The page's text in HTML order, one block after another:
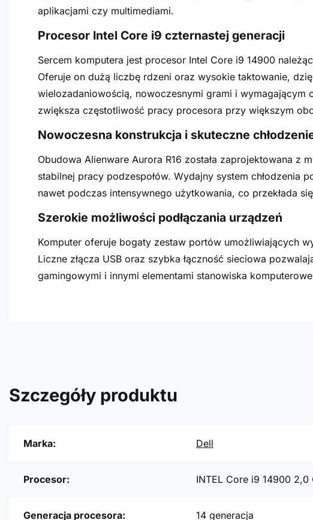
aplikacjami czy multimediami.
Procesor Intel Core i9 czternastej generacji
Sercem komputera jest procesor Intel Core i9 14900
Oferuje on dużą liczbę rdzeni oraz wysokie taktowanie,
wielozadaniowością, nowoczesnymi grami i wymagającym
zwiększa częstotliwość pracy procesora przy większym
Nowoczesna konstrukcja i skuteczne
Obudowa Alienware Aurora R16 została zaprojektowana z
stabilnej pracy podzespołów. Wydajny system chłodzenia
nawet podczas intensywnego użytkowania, co przekłada
Szerokie możliwości podłączania urządzeń
Komputer oferuje bogaty zestaw portów umożliwiających
Liczne złącza USB oraz szybka łączność sieciowa
gamingowymi i innymi elementami stanowiska
Szczegóły produktu
Marka: Dell
Procesor: INTEL Core i9 14900 2,0
Generacja procesora: 14 generacja